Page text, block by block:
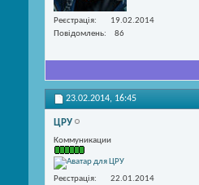
Реєстрація
19.02.2014
Повідомлень
86
23.02.2014, 16:45
ЦРУ
Коммуникации
Реєстрація
22.01.2014